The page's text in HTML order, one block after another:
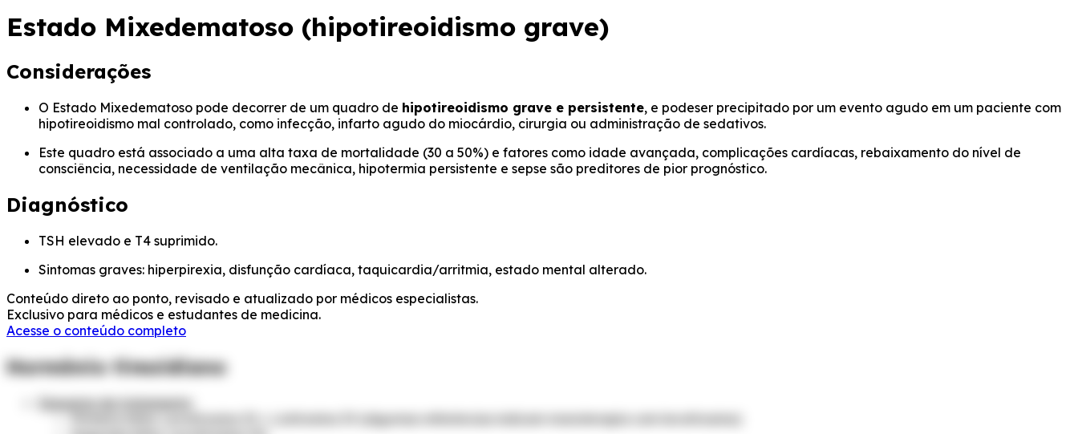
Estado Mixedematoso (hipotireoidismo grave)
Considerações
O Estado Mixedematoso pode decorrer de um quadro de hipotireoidismo grave e persistente, e podeser precipitado por um evento agudo em um paciente com
hipotireoidismo mal controlado, como infecção, infarto agudo do miocárdio, cirurgia ou administração de sedativos.
Este quadro está associado a uma alta taxa de mortalidade (30 a 50%) e fatores como idade avançada, complicações cardíacas, rebaixamento do nível de
consciência, necessidade de ventilação mecânica, hipotermia persistente e sepse são preditores de pior prognóstico.
Diagnóstico
TSH elevado e T4 suprimido.
Sintomas graves: hiperpirexia, disfunção cardíaca, taquicardia/arritmia, estado mental alterado.
Conteúdo direto ao ponto, revisado e atualizado por médicos especialistas.
Exclusivo para médicos e estudantes de medicina.
Acesse o conteúdo completo
Hormônio tireoidiano
Esquema de tratamento
Primeira linha: Levotiroxina IV + Liotironina IV (algumas referências indicam monoterapia com levotiroxina)